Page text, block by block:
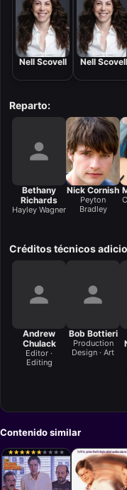
Nell Scovell Nell Scovell
Reparto:
Bethany
Richards
Hayley Wagner
Nick Cornish
Peyton
Bradley
Créditos técnicos
Andrew
Chulack
Editor ·
Editing
Bob Bottieri
Production
Design · Art
Contenido similar
★
★★
★★
★★
★★
★★
★★
★ ★
★ ★
★ ★
★